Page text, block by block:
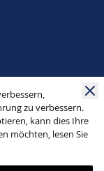
zu verbessern.
kann dies Ihre
möchten, lesen Sie